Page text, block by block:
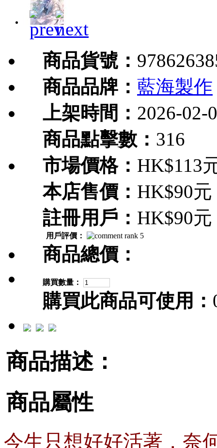
商品貨號：
商品品牌： 藍海製作
上架時間： 2026-02-
商品點擊數： 316
市場價格： HK$113
本店售價： HK$90元
註冊用戶： HK$90元
用戶評價：
商品總價：
購買數量：
購買此商品可使用：
商品描述：
商品屬性
今生只想好好活著，奈